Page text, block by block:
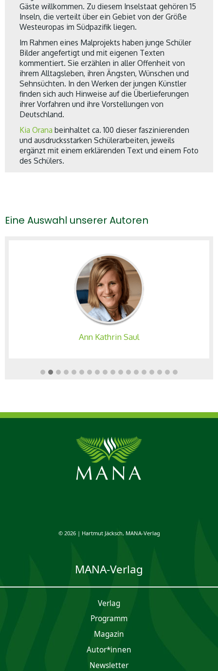
Gäste willkommen. Zu diesem Inselstaat gehören 15
Inseln, die verteilt über ein Gebiet von der Größe
Westeuropas im Südpazifik liegen.
Im Rahmen eines Malprojekts haben junge Schüler
Bilder angefertigt und mit eigenen Texten
kommentiert. Sie erzählen in aller Offenheit von
ihrem Alltagsleben, ihren Ängsten, Wünschen und
Sehnsüchten. In den Werken der jungen Künstler
finden sich auch Hinweise auf die Überlieferungen
ihrer Vorfahren und ihre Vorstellungen von
Deutschland.
Kia Orana beinhaltet ca. 100 dieser faszinierenden
und ausdrucksstarken Schülerarbeiten, jeweils
ergänzt mit einem erklärenden Text und einem Foto
des Schülers.
Eine Auswahl unserer Autoren
Ann Kathrin Saul
© 2026 | Hartmut Jäcksch, MANA-Verlag
MANA-Verlag
Verlag
Programm
Magazin
Autor*innen
Newsletter